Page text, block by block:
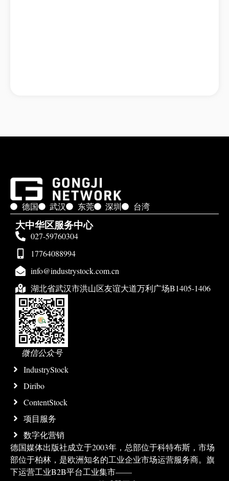
德国 武汉 东莞 深圳 台湾
大中华区服务中心
027-59760304
17764088994
info@industrystock.com.cn
湖北省武汉市洪山区友谊大道万利广场B1405-1406
微信公众号
IndustryStock
Diribo
ContentStock
项目服务
数字化营销
德国媒体出版社成立于2003年，总部位于科特布斯，市场
部位于柏林，是欧洲知名的工业企业市场运营服务商。旗
下运营工业B2B平台工业集市——